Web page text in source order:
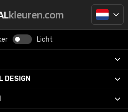
kleuren.com
Licht
DESIGN